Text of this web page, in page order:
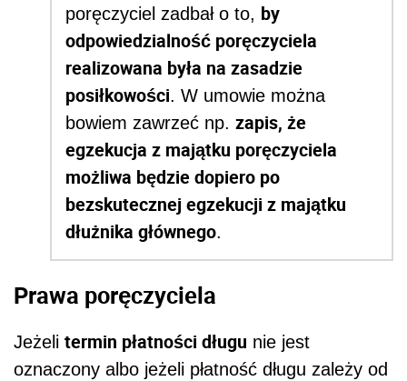
poręczyciel zadbał o to, by
odpowiedzialność poręczyciela
realizowana była na zasadzie
posiłkowości. W umowie można
bowiem zawrzeć np. zapis, że
egzekucja z majątku poręczyciela
możliwa będzie dopiero po
bezskutecznej egzekucji z majątku
dłużnika głównego.
Prawa poręczyciela
Jeżeli termin płatności długu nie jest
oznaczony albo jeżeli płatność długu zależy od